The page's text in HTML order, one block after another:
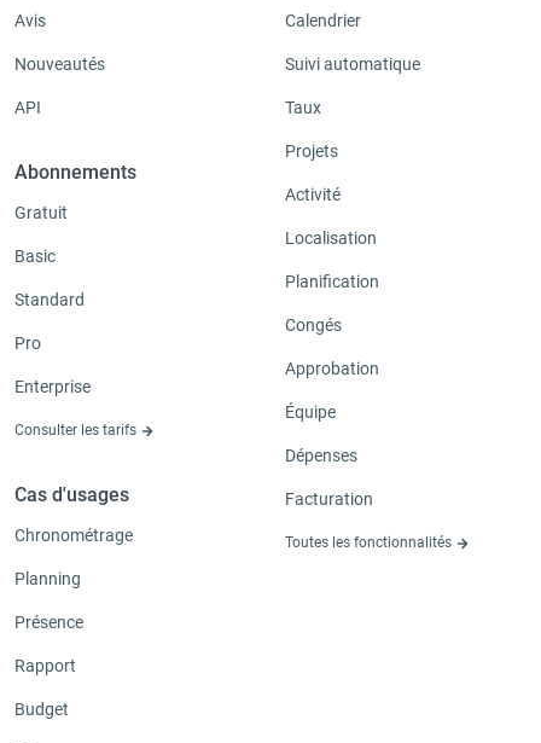
Avis
Nouveautés
API
Abonnements
Gratuit
Basic
Standard
Pro
Enterprise
Consulter les tarifs
Cas d'usages
Chronométrage
Planning
Présence
Rapport
Budget
Calendrier
Suivi automatique
Taux
Projets
Activité
Localisation
Planification
Congés
Approbation
Équipe
Dépenses
Facturation
Toutes les fonctionnalités